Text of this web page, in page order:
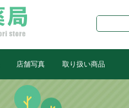
店舗写真 取り扱い商品